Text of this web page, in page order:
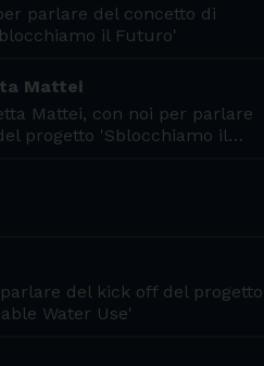
parlare del concetto di
il Futuro'
Mattei
Mattei, con noi per parlare
progetto 'Sblocchiamo il…
del kick off del progetto
Water Use'